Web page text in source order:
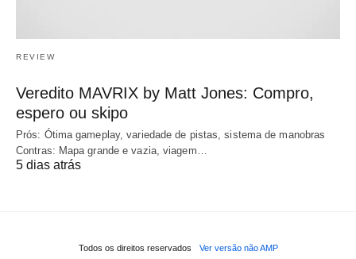
REVIEW
Veredito MAVRIX by Matt Jones: Compro,
espero ou skipo
Prós: Ótima gameplay, variedade de pistas, sistema de manobras
Contras: Mapa grande e vazia, viagem…
5 dias atrás
Todos os direitos reservados Ver versão não AMP